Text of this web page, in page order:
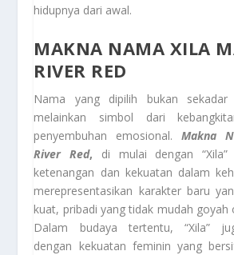
hidupnya dari awal.
MAKNA NAMA XILA
RIVER RED
Nama yang dipilih bukan sekadar
melainkan simbol dari
penyembuhan emosional.Makna
River Red, di mulai dengan “Xila”
ketenangan dan kekuatan dalam
merepresentasikan karakter baru
kuat, pribadi yang tidak mudah goyah
Dalam budaya tertentu, “Xila”
dengan kekuatan feminin yang